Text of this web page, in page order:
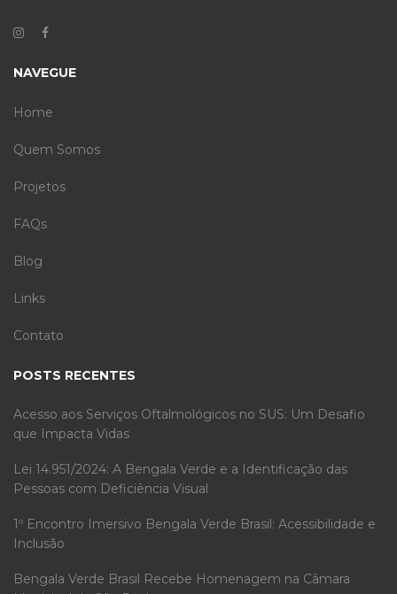
NAVEGUE
Home
Quem Somos
Projetos
FAQs
Blog
Links
Contato
POSTS RECENTES
Acesso aos Serviços Oftalmológicos no SUS: Um Desafio
que Impacta Vidas
Lei 14.951/2024: A Bengala Verde e a Identificação das
Pessoas com Deficiência Visual
1º Encontro Imersivo Bengala Verde Brasil: Acessibilidade e
Inclusão
Bengala Verde Brasil Recebe Homenagem na Câmara